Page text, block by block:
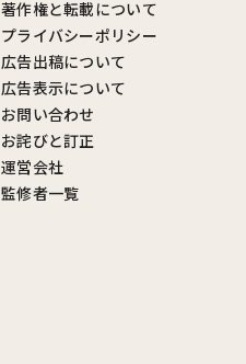
著作権と転載について
プライバシーポリシー
広告出稿について
広告表示について
お問い合わせ
お詫びと訂正
運営会社
監修者一覧